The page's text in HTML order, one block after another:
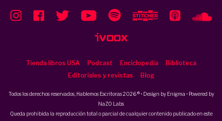
Tienda libros USA Podcast Enciclopedia
Biblioteca
Editoriales y revistas
Blog
Todos los derechos reservados, Hablemos Escritoras 2026 ® • Design by Enigma • Powered by
NaZO Labs
Queda prohibida la reproducción total o parcial de cualquier contenido publicado en este